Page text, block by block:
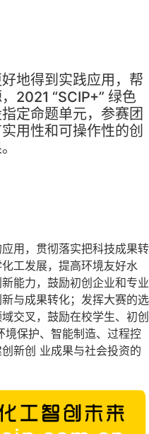
地得到实践应用，帮
2021 “SCIP+” 绿色
定命题单元，参赛团
用性和可操作性的创
用，贯彻落实把科技成果转
工发展，提高环境友好水
能力，鼓励初创企业和专业
与成果转化；发挥大赛的选
交叉，鼓励在校学生、初创
保护、智能制造、过程控
新创 业成果与社会投资的